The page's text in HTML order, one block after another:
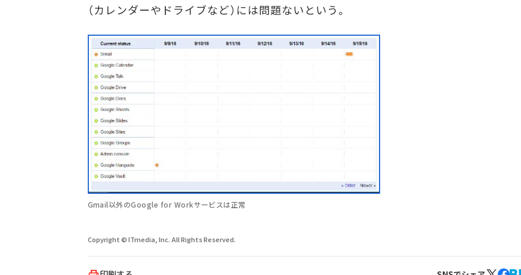
（カレンダーやドライブなど）には問題ないという。
Gmail以外のGoogle for Workサービスは正常
Copyright © ITmedia, Inc. All Rights Reserved.